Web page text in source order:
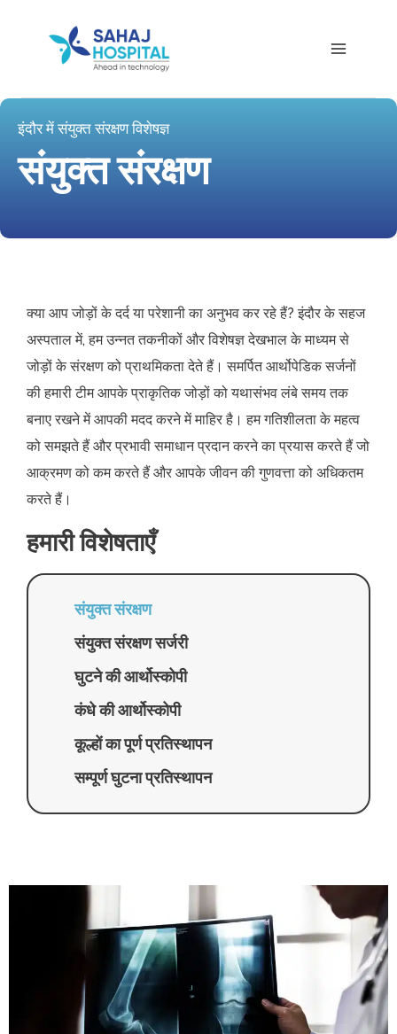
इंदौर में संयुक्त संरक्षण विशेषज्ञ
संयुक्त संरक्षण
क्या आप जोड़ों के दर्द या परेशानी का अनुभव कर रहे हैं? इंदौर के सहज
अस्पताल में, हम उन्नत तकनीकों और विशेषज्ञ देखभाल के माध्यम से
जोड़ों के संरक्षण को प्राथमिकता देते हैं। समर्पित आर्थोपेडिक सर्जनों
की हमारी टीम आपके प्राकृतिक जोड़ों को यथासंभव लंबे समय तक
बनाए रखने में आपकी मदद करने में माहिर है। हम गतिशीलता के महत्व
को समझते हैं और प्रभावी समाधान प्रदान करने का प्रयास करते हैं जो
आक्रमण को कम करते हैं और आपके जीवन की गुणवत्ता को अधिकतम
करते हैं।
हमारी विशेषताएँ
संयुक्त संरक्षण
संयुक्त संरक्षण सर्जरी
घुटने की आर्थोस्कोपी
कंधे की आर्थोस्कोपी
कूल्हों का पूर्ण प्रतिस्थापन
सम्पूर्ण घुटना प्रतिस्थापन